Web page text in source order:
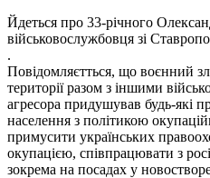
Йдеться про 33-річного
військовослужбовця зі
.
Повідомляєтться, що воєнний
території разом з іншими
агресора придушував будь-які
населення з політикою
примусити українських
окупацією, співпрацювати з
зокрема на посадах у